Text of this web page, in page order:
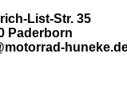
List-Str. 35
Paderborn